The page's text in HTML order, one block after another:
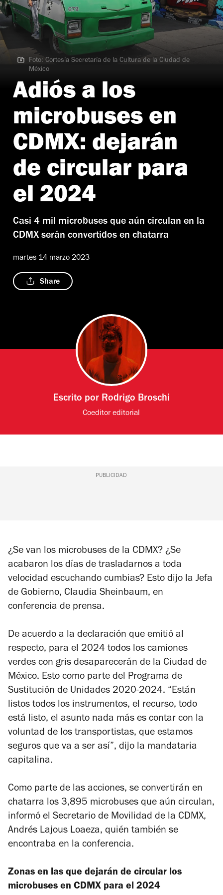
Foto: Cortesía Secretaría de la Cultura de la Ciudad de México
Foto: Cortesía Secretaría de la Cultura de la Ciudad de
México
Adiós a los
microbuses en
CDMX: dejarán
de circular para
el 2024
Casi 4 mil microbuses que aún circulan en la
CDMX serán convertidos en chatarra
martes 14 marzo 2023
Share
Escrito por Rodrigo Broschi
Coeditor editorial
PUBLICIDAD
¿Se van los microbuses de la CDMX? ¿Se
acabaron los días de trasladarnos a toda
velocidad escuchando cumbias? Esto dijo la Jefa
de Gobierno, Claudia Sheinbaum, en
conferencia de prensa.
De acuerdo a la declaración que emitió al
respecto, para el 2024 todos los camiones
verdes con gris desaparecerán de la Ciudad de
México. Esto como parte del Programa de
Sustitución de Unidades 2020-2024. “Están
listos todos los instrumentos, el recurso, todo
está listo, el asunto nada más es contar con la
voluntad de los transportistas, que estamos
seguros que va a ser así”, dijo la mandataria
capitalina.
Como parte de las acciones, se convertirán en
chatarra los 3,895 microbuses que aún circulan,
informó el Secretario de Movilidad de la CDMX,
Andrés Lajous Loaeza, quién también se
encontraba en la conferencia.
Zonas en las que dejarán de circular los
microbuses en CDMX para el 2024